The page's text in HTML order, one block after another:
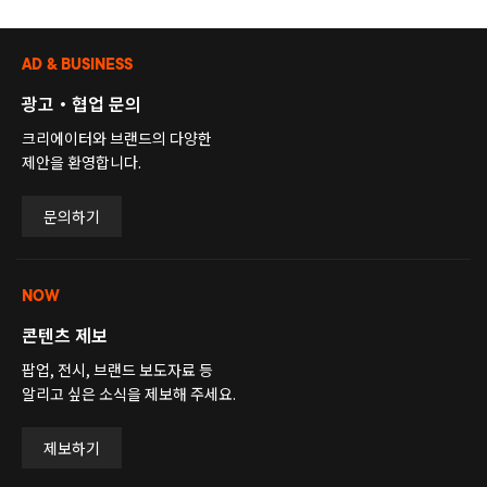
AD & BUSINESS
광고・협업 문의
크리에이터와 브랜드의 다양한
제안을 환영합니다.
문의하기
NOW
콘텐츠 제보
팝업, 전시, 브랜드 보도자료 등
알리고 싶은 소식을 제보해 주세요.
제보하기